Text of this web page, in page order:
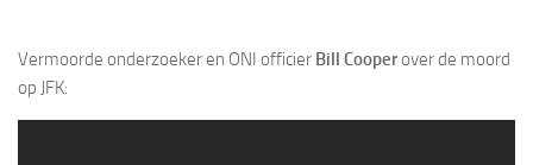
Vermoorde onderzoeker en ONI officier Bill Cooperover de moord
op JFK: